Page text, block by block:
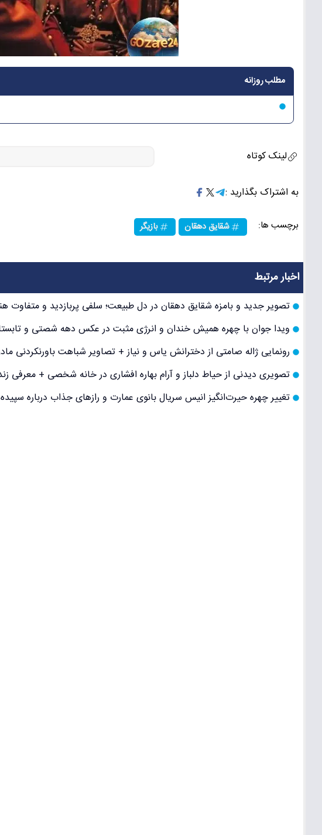
مطلب روزانه
لینک کوتاه
به اشتراک بگذارید :
برچسب ها: شقایق دهقان بازیگر
اخبار مرتبط
تصویر جدید و بامزه شقایق دهقان در دل طبیعت؛ سلفی پربازدید و
ویدا جوان با چهره همیش خندان و انرژی مثبت در عکس دهه شصتی و
رونمایی ژاله صامتی از دخترانش یاس و نیاز + تصاویر شباهت باورنکردنی
تصویری دیدنی از حیاط دلباز و آرام بهاره افشاری در خانه شخصی + معرفی
تغییر چهره حیرت‌انگیز انیس سریال بانوی عمارت و رازهای جذاب درباره